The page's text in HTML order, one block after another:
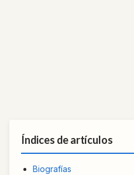
Índices de artículos
Biografías